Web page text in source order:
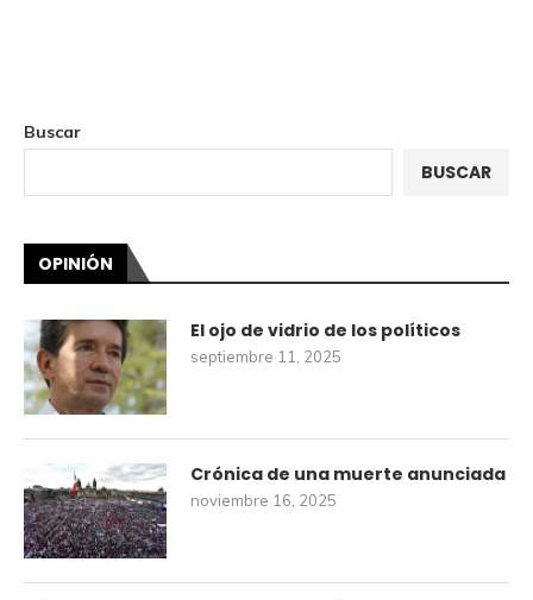
Buscar
BUSCAR
OPINIÓN
El ojo de vidrio de los políticos
septiembre 11, 2025
Crónica de una muerte anunciada
noviembre 16, 2025